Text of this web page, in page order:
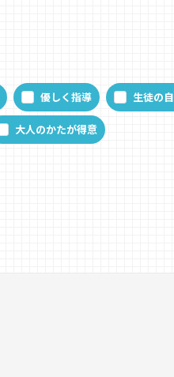
優しく指導 生徒の
大人のかたが得意